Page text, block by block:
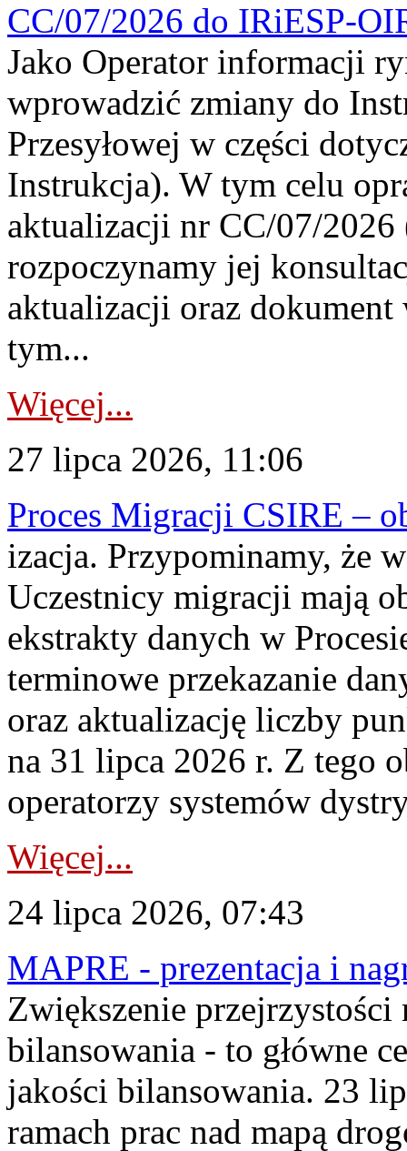
CC/07/2026 do IRiESP-
Jako Operator informacji
wprowadzić zmiany do
Przesyłowej w części
Instrukcja). W tym celu
aktualizacji nr CC/07/
rozpoczynamy jej
aktualizacji oraz
tym...
Więcej...
27 lipca 2026, 11:06
Proces Migracji CSIRE –
izacja. Przypominamy, że
Uczestnicy migracji mają
ekstrakty danych w
terminowe przekazanie
oraz aktualizację liczby
na 31 lipca 2026 r. Z tego
operatorzy systemów
Więcej...
24 lipca 2026, 07:43
MAPRE - prezentacja i
Zwiększenie
bilansowania - to główne
jakości bilansowania. 23
ramach prac nad mapą